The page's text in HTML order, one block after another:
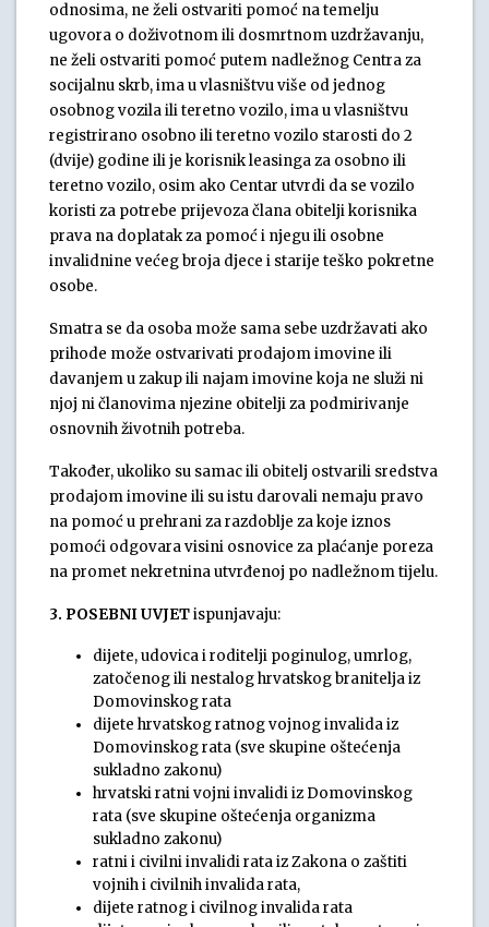
odnosima, ne želi ostvariti pomoć na temelju
ugovora o doživotnom ili dosmrtnom uzdržavanju,
ne želi ostvariti pomoć putem nadležnog Centra za
socijalnu skrb, ima u vlasništvu više od jednog
osobnog vozila ili teretno vozilo, ima u vlasništvu
registrirano osobno ili teretno vozilo starosti do 2
(dvije) godine ili je korisnik leasinga za osobno ili
teretno vozilo, osim ako Centar utvrdi da se vozilo
koristi za potrebe prijevoza člana obitelji korisnika
prava na doplatak za pomoć i njegu ili osobne
invalidnine većeg broja djece i starije teško pokretne
osobe.
Smatra se da osoba može sama sebe uzdržavati ako
prihode može ostvarivati prodajom imovine ili
davanjem u zakup ili najam imovine koja ne služi ni
njoj ni članovima njezine obitelji za podmirivanje
osnovnih životnih potreba.
Također, ukoliko su samac ili obitelj ostvarili sredstva
prodajom imovine ili su istu darovali nemaju pravo
na pomoć u prehrani za razdoblje za koje iznos
pomoći odgovara visini osnovice za plaćanje poreza
na promet nekretnina utvrđenoj po nadležnom tijelu.
3. POSEBNI UVJETispunjavaju:
dijete, udovica i roditelji poginulog, umrlog,
zatočenog ili nestalog hrvatskog branitelja iz
Domovinskog rata
dijete hrvatskog ratnog vojnog invalida iz
Domovinskog rata (sve skupine oštećenja
sukladno zakonu)
hrvatski ratni vojni invalidi iz Domovinskog
rata (sve skupine oštećenja organizma
sukladno zakonu)
ratni i civilni invalidi rata iz Zakona o zaštiti
vojnih i civilnih invalida rata,
dijete ratnog i civilnog invalida rata